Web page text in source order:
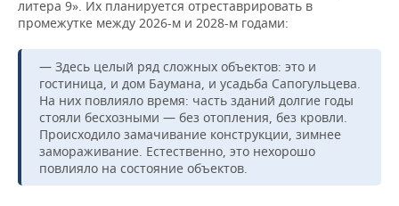
литера 9». Их планируется отреставрировать в
промежутке между 2026-м и 2028-м годами:
— Здесь целый ряд сложных объектов: это и
гостиница, и дом Баумана, и усадьба Сапогульцева.
На них повлияло время: часть зданий долгие годы
стояли бесхозными — без отопления, без кровли.
Происходило замачивание конструкции, зимнее
замораживание. Естественно, это нехорошо
повлияло на состояние объектов.